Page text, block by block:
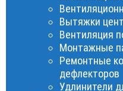
Вытяжки
Вентиляция
Монтажные
Ремонтные
дефлекторов
Удлинители